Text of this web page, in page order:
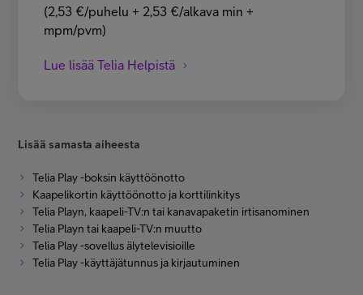
(2,53 €/puhelu + 2,53 €/alkava min +
mpm/pvm)
Lue lisää Telia Helpistä
Lisää samasta aiheesta
Telia Play -boksin käyttöönotto
Kaapelikortin käyttöönotto ja korttilinkitys
Telia Playn, kaapeli-TV:n tai kanavapaketin irtisanominen
Telia Playn tai kaapeli-TV:n muutto
Telia Play -sovellus älytelevisioille
Telia Play -käyttäjätunnus ja kirjautuminen